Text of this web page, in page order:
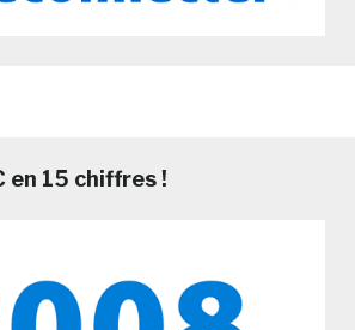
en 15 chiffres !